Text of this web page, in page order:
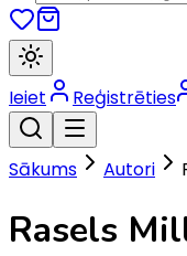
Ieiet Reģistrēties
Sākums Autori
Rasels